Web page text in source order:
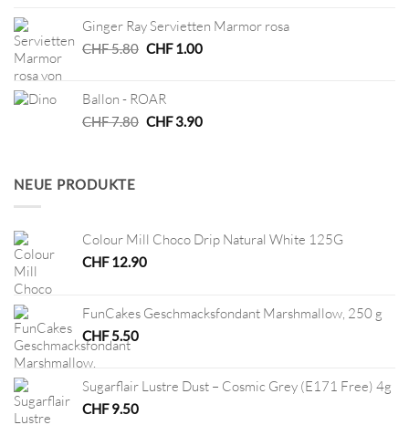
CHF 8.00CHF 4.00.
Ginger Ray Servietten Marmor rosa
CHF5.80 Ursprünglicher
CHF 5.80
CHF1.00Aktueller
Ballon - ROAR
CHF7.80 Ursprünglicher
CHF3.90Aktueller
NEUE PRODUKTE
Colour Mill Choco Drip Natural White 125G
CHF12.90
FunCakes Geschmacksfondant Marshmallow, 250 g
CHF5.50
Sugarflair Lustre Dust – Cosmic Grey (E171 Free) 4g
CHF9.50